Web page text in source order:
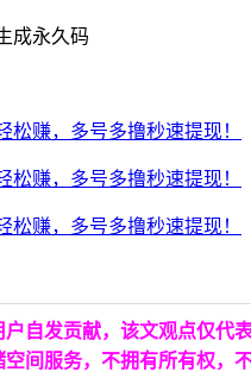
成永久码
自发贡献，该文观点仅代
间服务，不拥有所有权，